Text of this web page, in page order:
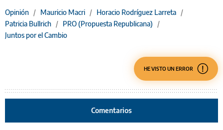
Opinión / Mauricio Macri / Horacio Rodríguez Larreta /
Patricia Bullrich / PRO (Propuesta Republicana)
/
Juntos por el Cambio
HE VISTO UN ERROR
Comentarios